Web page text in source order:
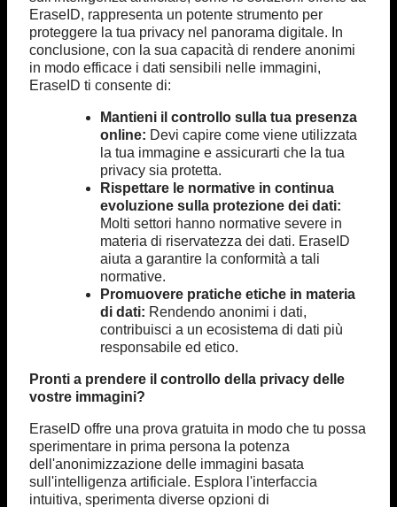
EraseID, rappresenta un potente strumento per
proteggere la tua privacy nel panorama digitale. In
conclusione, con la sua capacità di rendere anonimi
in modo efficace i dati sensibili nelle immagini,
EraseID ti consente di:
Mantieni il controllo sulla tua presenza
online: Devi capire come viene utilizzata
la tua immagine e assicurarti che la tua
privacy sia protetta.
Rispettare le normative in continua
evoluzione sulla protezione dei dati:
Molti settori hanno normative severe in
materia di riservatezza dei dati. EraseID
aiuta a garantire la conformità a tali
normative.
Promuovere pratiche etiche in materia
di dati: Rendendo anonimi i dati,
contribuisci a un ecosistema di dati più
responsabile ed etico.
Pronti a prendere il controllo della privacy delle
vostre immagini?
EraseID offre una prova gratuita in modo che tu possa
sperimentare in prima persona la potenza
dell'anonimizzazione delle immagini basata
sull'intelligenza artificiale. Esplora l'interfaccia
intuitiva, sperimenta diverse opzioni di